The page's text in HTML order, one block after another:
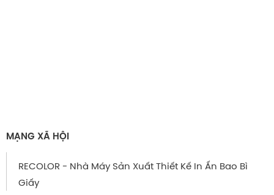
MẠNG XÃ HỘI
RECOLOR - Nhà Máy Sản Xuất Thiết Kế In Ấn Bao Bì
Giấy